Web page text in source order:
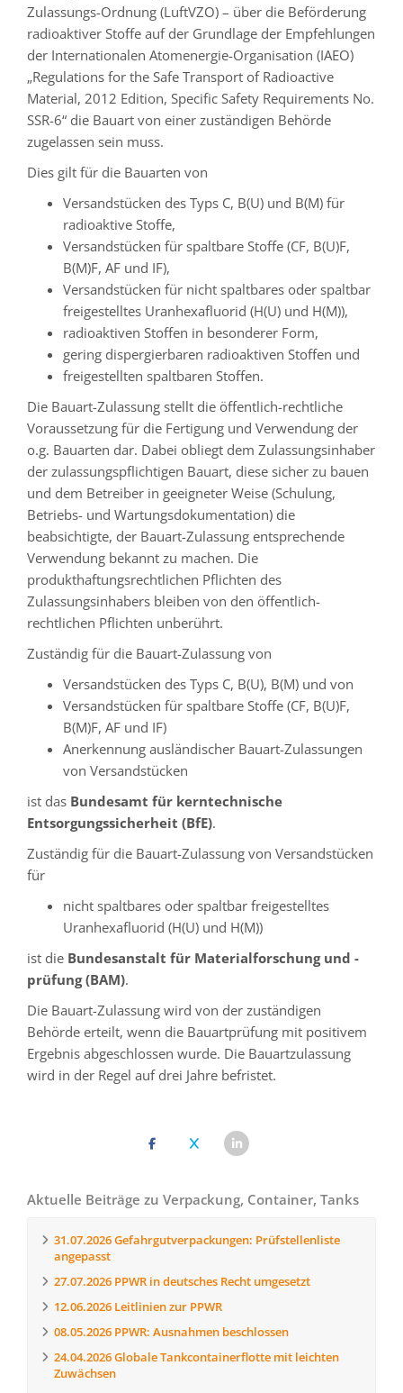
Zulassungs-Ordnung (LuftVZO) – über die Beförderung
radioaktiver Stoffe auf der Grundlage der Empfehlungen
der Internationalen Atomenergie-Organisation (IAEO)
„Regulations for the Safe Transport of Radioactive
Material, 2012 Edition, Specific Safety Requirements No.
SSR-6“ die Bauart von einer zuständigen Behörde
zugelassen sein muss.
Dies gilt für die Bauarten von
Versandstücken des Typs C, B(U) und B(M) für
radioaktive Stoffe,
Versandstücken für spaltbare Stoffe (CF, B(U)F,
B(M)F, AF und IF),
Versandstücken für nicht spaltbares oder spaltbar
freigestelltes Uranhexafluorid (H(U) und H(M)),
radioaktiven Stoffen in besonderer Form,
gering dispergierbaren radioaktiven Stoffen und
freigestellten spaltbaren Stoffen.
Die Bauart-Zulassung stellt die öffentlich-rechtliche
Voraussetzung für die Fertigung und Verwendung der
o.g. Bauarten dar. Dabei obliegt dem Zulassungsinhaber
der zulassungspflichtigen Bauart, diese sicher zu bauen
und dem Betreiber in geeigneter Weise (Schulung,
Betriebs- und Wartungsdokumentation) die
beabsichtigte, der Bauart-Zulassung entsprechende
Verwendung bekannt zu machen. Die
produkthaftungsrechtlichen Pflichten des
Zulassungsinhabers bleiben von den öffentlich-
rechtlichen Pflichten unberührt.
Zuständig für die Bauart-Zulassung von
Versandstücken des Typs C, B(U), B(M) und von
Versandstücken für spaltbare Stoffe (CF, B(U)F,
B(M)F, AF und IF)
Anerkennung ausländischer Bauart-Zulassungen
von Versandstücken
ist das Bundesamt für kerntechnische
Entsorgungssicherheit (BfE).
Zuständig für die Bauart-Zulassung von Versandstücken
für
nicht spaltbares oder spaltbar freigestelltes
Uranhexafluorid (H(U) und H(M))
ist die Bundesanstalt für Materialforschung und -
prüfung (BAM).
Die Bauart-Zulassung wird von der zuständigen
Behörde erteilt, wenn die Bauartprüfung mit positivem
Ergebnis abgeschlossen wurde. Die Bauartzulassung
wird in der Regel auf drei Jahre befristet.
Aktuelle Beiträge zu Verpackung, Container, Tanks
31.07.2026Gefahrgutverpackungen: Prüfstellenliste
angepasst
27.07.2026 PPWR in deutsches Recht umgesetzt
12.06.2026 Leitlinien zur PPWR
08.05.2026 PPWR: Ausnahmen beschlossen
24.04.2026Globale Tankcontainerflotte mit leichten
Zuwächsen